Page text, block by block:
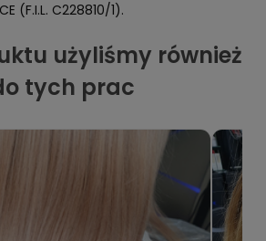
(F.I.L. C228810/1).
użyliśmy również
tych prac